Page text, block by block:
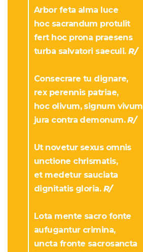
Arbor feta alma luce
hoc sacrandum protulit
fert hoc prona praesens
turba salvatori saeculi.R/
Consecrare tu dignare,
rex perennis patriae,
hoc olivum, signum vivum
jura contra demonum.R/
Ut novetur sexus omnis
unctione chrismatis,
et medetur sauciata
dignitatis gloria. R/
Lota mente sacro fonte
aufugantur crimina,
uncta fronte sacrosancta